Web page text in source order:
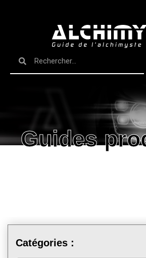
Guides
Catégories :